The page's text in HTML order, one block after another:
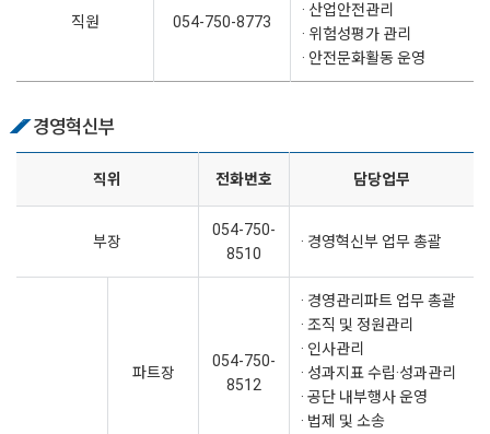
직원 054-750-8773
· 산업안전관리
· 위험성평가 관리
· 안전문화활동 운영
경영혁신부
직위 전화번호 담당업무
부장
054-750-
8510
· 경영혁신부 업무 총괄
파트장
054-750-
8512
· 경영관리파트 업무 총괄
· 조직 및 정원관리
· 인사관리
· 성과지표 수립·성과관리
· 공단 내부행사 운영
· 법제 및 소송